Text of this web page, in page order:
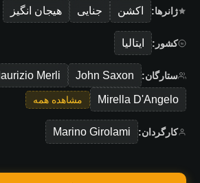
ژانرها: اکشن جنایی هیجان انگیز
کشور: ایتالیا
ستارگان: John Saxon
Merli
Mirella D'Angelo مشاهده همه
کارگردان: Marino Girolami